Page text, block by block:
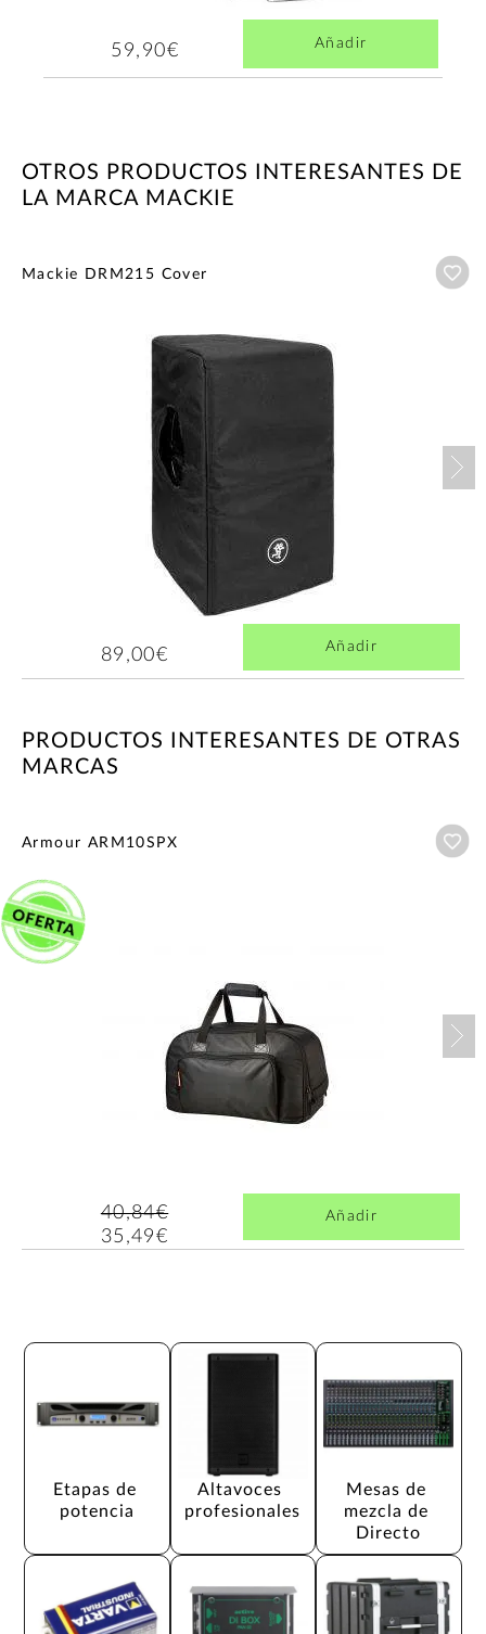
59,90€ Añadir
OTROS PRODUCTOS INTERESANTES DE
LA MARCA MACKIE
Mackie DRM215 Cover
89,00€ Añadir
PRODUCTOS INTERESANTES DE OTRAS
MARCAS
Armour ARM10SPX
40,84€
35,49€
Añadir
Etapas de
potencia
Altavoces
profesionales
Mesas de
mezcla de
Directo